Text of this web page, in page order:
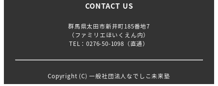
CONTACT US
群馬県太田市新井町185番地7
（ファミリエほいくえん内）
TEL：0276-50-1098 （直通）
Copyright (C) 一般社団法人なでしこ未来塾